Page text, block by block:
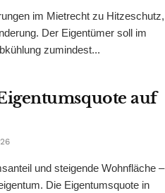
im Mietrecht zu Hitzeschutz,
Der Eigentümer soll im
zumindest...
auf
und steigende Wohnfläche –
Die Eigentumsquote in